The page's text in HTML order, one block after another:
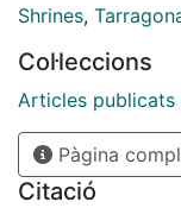
estudiada,
Shrines,
Col·leccions
Articles publicats
Pàgina
Citació